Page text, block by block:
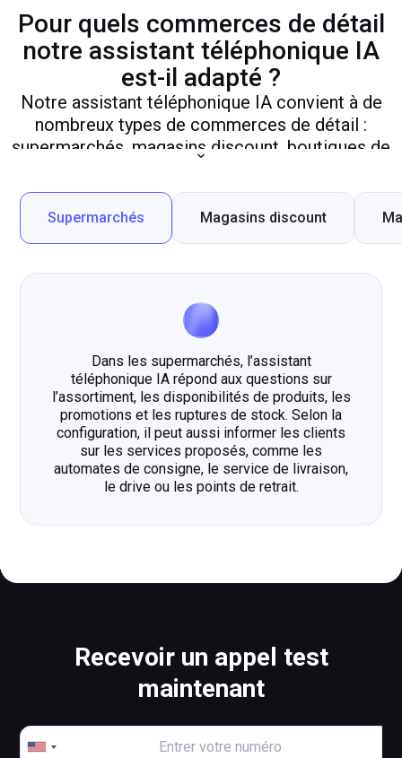
Pour quels commerces de détail
notre assistant téléphonique IA
est-il adapté ?
Notre assistant téléphonique IA convient à de
nombreux types de commerces de détail :
supermarchés, magasins discount, boutiques de
meubles, magasins de bricolage, épiceries fines,
magasins de décoration, fleuristes et magasins de
sport. L’assistant s’adapte au positionnement de
Supermarchés Magasins discount
Dans les supermarchés, l’assistant
téléphonique IA répond aux questions sur
l’assortiment, les disponibilités de produits, les
promotions et les ruptures de stock. Selon la
configuration, il peut aussi informer les clients
sur les services proposés, comme les
automates de consigne, le service de livraison,
le drive ou les points de retrait.
Recevoir un appel test
maintenant